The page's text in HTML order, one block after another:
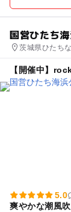
国営ひたち
茨城県ひたち
【開催中】
5.0
爽やかな潮風